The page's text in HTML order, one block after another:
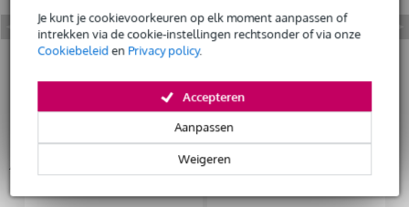
Je kunt je cookievoorkeuren op elk moment aanpassen of
intrekken via de cookie-instellingen rechtsonder of via onze
Cookiebeleiden Privacy policy.
Weigeren
Aanpassen
Accepteren